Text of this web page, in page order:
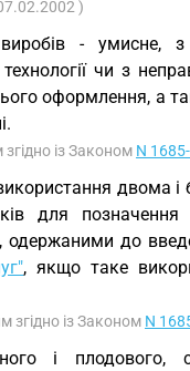
)
- умисне,
чи з
оформлення, а
із Законом N
двома
для позначення
одержаними до
, якщо таке
згідно із Законом N
і плодового,